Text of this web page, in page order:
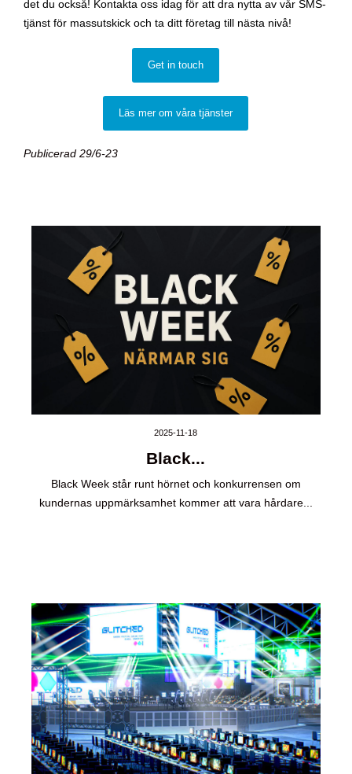
det du också! Kontakta oss idag för att dra nytta av vår SMS-
tjänst för massutskick och ta ditt företag till nästa nivå!
Get in touch
Läs mer om våra tjänster
Publicerad 29/6-23
2025-11-18
Black...
Black Week står runt hörnet och konkurrensen om
kundernas uppmärksamhet kommer att vara hårdare...